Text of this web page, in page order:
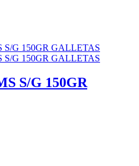
S/G 150GR